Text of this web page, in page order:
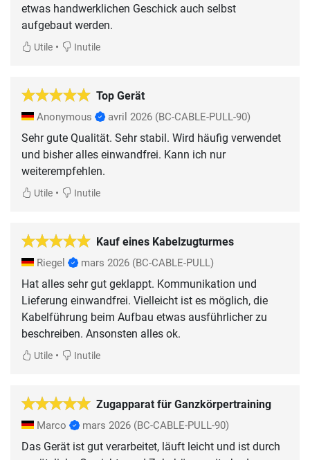
etwas handwerklichen Geschick auch selbst
aufgebaut werden.
Utile • Inutile
Top Gerät
Anonymous avril 2026 (BC-CABLE-PULL-90)
Sehr gute Qualität. Sehr stabil. Wird häufig verwendet
und bisher alles einwandfrei. Kann ich nur
weiterempfehlen.
Utile • Inutile
Kauf eines Kabelzugturmes
Riegel mars 2026 (BC-CABLE-PULL)
Hat alles sehr gut geklappt. Kommunikation und
Lieferung einwandfrei. Vielleicht ist es möglich, die
Kabelführung beim Aufbau etwas ausführlicher zu
beschreiben. Ansonsten alles ok.
Utile • Inutile
Zugapparat für Ganzkörpertraining
Marco mars 2026 (BC-CABLE-PULL-90)
Das Gerät ist gut verarbeitet, läuft leicht und ist durch